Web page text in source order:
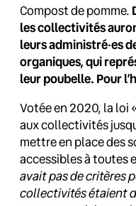
Compost de pomme.
les collectivités
leurs administré·es
organiques, qui
leur poubelle. Pour
Votée en 2020, la
aux collectivités
mettre en place des
accessibles à toutes
avait pas de critères
collectivités étaient